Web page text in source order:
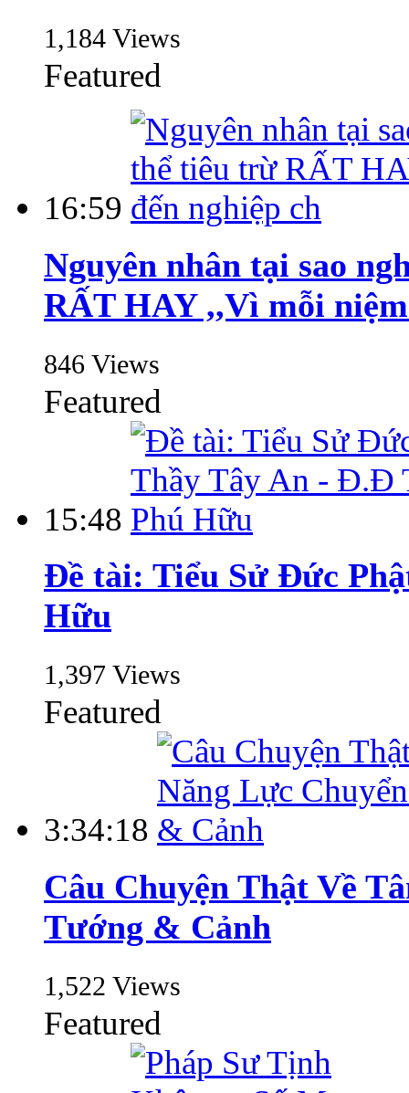
1,184 Views
Featured
16:59
Nguyên nhân tại sao
RẤT HAY ,,Vì mỗi
846 Views
Featured
15:48
Đề tài: Tiểu Sử Đức
Hữu
1,397 Views
Featured
3:34:18
Câu Chuyện Thật Về
Tướng & Cảnh
1,522 Views
Featured